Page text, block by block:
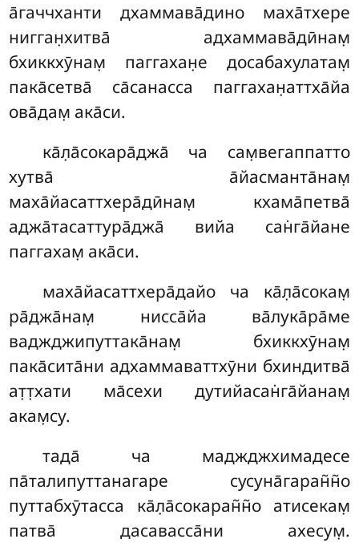
а̄гаччханти дхаммава̄дино маха̄тхере
нигган̣хитва̄ адхаммава̄дӣнам̣
бхиккхӯнам̣ паггахан̣е досабахулатам̣
пака̄сетва̄ са̄санасса паггахан̣аттха̄йа
ова̄дам̣ ака̄си.
ка̄л̣а̄сокара̄джа̄ ча сам̣вегаппатто
хутва̄ а̄йасманта̄нам̣
маха̄йасаттхера̄дӣнам̣ кхама̄петва̄
аджа̄тасаттура̄джа̄ вийа сан̇га̄йане
паггахам̣ ака̄си.
маха̄йасаттхера̄дайо ча ка̄л̣а̄сокам̣
ра̄джа̄нам̣ нисса̄йа ва̄лука̄ра̄ме
ваджджипуттака̄нам̣ бхиккхӯнам̣
пака̄сита̄ни адхаммаваттхӯни бхиндитва̄
ат̣т̣хати ма̄сехи дутийасан̇га̄йанам̣
акам̣су.
тада̄ ча маджджхимадесе
па̄талипуттанагаре сусуна̄гаран̃н̃о
путтабхӯтасса ка̄л̣а̄сокаран̃н̃о атисекам̣
патва̄ дасавасса̄ни ахесум̣.